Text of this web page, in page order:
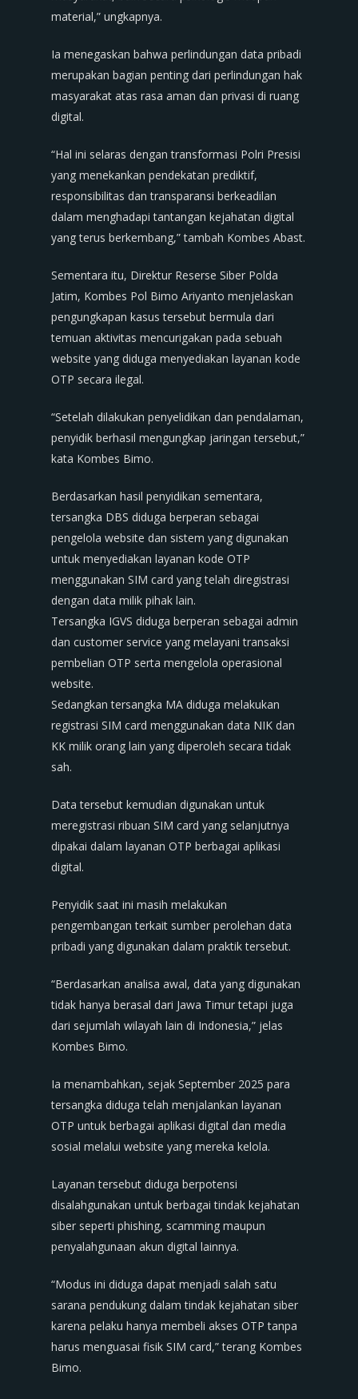
material,” ungkapnya.
Ia menegaskan bahwa perlindungan data pribadi
merupakan bagian penting dari perlindungan hak
masyarakat atas rasa aman dan privasi di ruang
digital.
“Hal ini selaras dengan transformasi Polri Presisi
yang menekankan pendekatan prediktif,
responsibilitas dan transparansi berkeadilan
dalam menghadapi tantangan kejahatan digital
yang terus berkembang,” tambah Kombes Abast.
Sementara itu, Direktur Reserse Siber Polda
Jatim, Kombes Pol Bimo Ariyanto menjelaskan
pengungkapan kasus tersebut bermula dari
temuan aktivitas mencurigakan pada sebuah
website yang diduga menyediakan layanan kode
OTP secara ilegal.
“Setelah dilakukan penyelidikan dan pendalaman,
penyidik berhasil mengungkap jaringan tersebut,”
kata Kombes Bimo.
Berdasarkan hasil penyidikan sementara,
tersangka DBS diduga berperan sebagai
pengelola website dan sistem yang digunakan
untuk menyediakan layanan kode OTP
menggunakan SIM card yang telah diregistrasi
dengan data milik pihak lain.
Tersangka IGVS diduga berperan sebagai admin
dan customer service yang melayani transaksi
pembelian OTP serta mengelola operasional
website.
Sedangkan tersangka MA diduga melakukan
registrasi SIM card menggunakan data NIK dan
KK milik orang lain yang diperoleh secara tidak
sah.
Data tersebut kemudian digunakan untuk
meregistrasi ribuan SIM card yang selanjutnya
dipakai dalam layanan OTP berbagai aplikasi
digital.
Penyidik saat ini masih melakukan
pengembangan terkait sumber perolehan data
pribadi yang digunakan dalam praktik tersebut.
“Berdasarkan analisa awal, data yang digunakan
tidak hanya berasal dari Jawa Timur tetapi juga
dari sejumlah wilayah lain di Indonesia,” jelas
Kombes Bimo.
Ia menambahkan, sejak September 2025 para
tersangka diduga telah menjalankan layanan
OTP untuk berbagai aplikasi digital dan media
sosial melalui website yang mereka kelola.
Layanan tersebut diduga berpotensi
disalahgunakan untuk berbagai tindak kejahatan
siber seperti phishing, scamming maupun
penyalahgunaan akun digital lainnya.
“Modus ini diduga dapat menjadi salah satu
sarana pendukung dalam tindak kejahatan siber
karena pelaku hanya membeli akses OTP tanpa
harus menguasai fisik SIM card,” terang Kombes
Bimo.